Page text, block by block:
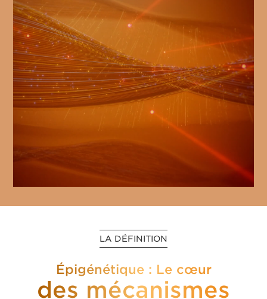
LA DÉFINITION
Épigénétique : Le cœur
des mécanismes